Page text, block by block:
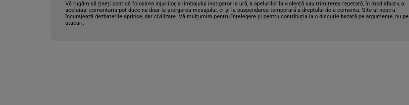
Vă rugăm să țineți cont că folosirea injuriilor, a limbajului instigator la ură, a apelurilor la violență sau trimiterea repetată, în mod abuziv, a
aceluiași comentariu pot duce nu doar la ștergerea mesajului, ci și la suspendarea temporară a dreptului de a comenta. Site-ul nostru
încurajează dezbaterile aprinse, dar civilizate. Vă mulțumim pentru înțelegere și pentru contribuția la o discuție bazată pe argumente, nu pe
atacuri.